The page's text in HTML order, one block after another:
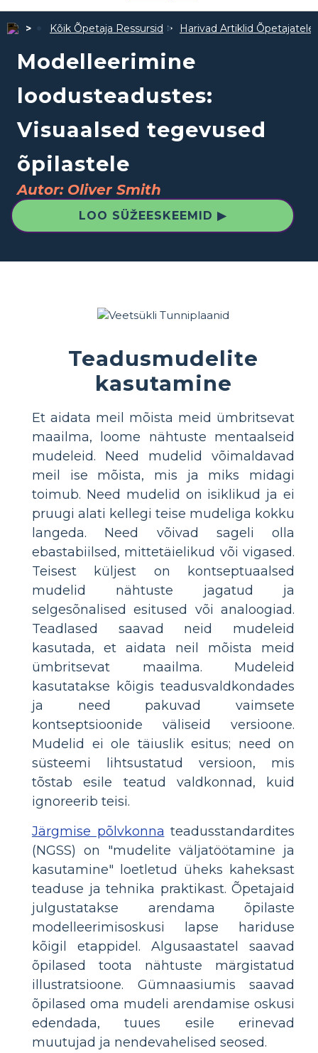
Kõik Õpetaja Ressursid Harivad Artiklid Õpetajatele
Modelleerimine
loodusteadustes:
Visuaalsed tegevused
õpilastele
Autor: Oliver Smith
LOO SÜŽEESKEEMID ▶
Teadusmudelite
kasutamine
Et aidata meil mõista meid ümbritsevat
maailma, loome nähtuste mentaalseid
mudeleid. Need mudelid võimaldavad
meil ise mõista, mis ja miks midagi
toimub. Need mudelid on isiklikud ja ei
pruugi alati kellegi teise mudeliga kokku
langeda. Need võivad sageli olla
ebastabiilsed, mittetäielikud või vigased.
Teisest küljest on kontseptuaalsed
mudelid nähtuste jagatud ja
selgesõnalised esitused või analoogiad.
Teadlased saavad neid mudeleid
kasutada, et aidata neil mõista meid
ümbritsevat maailma. Mudeleid
kasutatakse kõigis teadusvaldkondades
ja need pakuvad vaimsete
kontseptsioonide väliseid versioone.
Mudelid ei ole täiuslik esitus; need on
süsteemi lihtsustatud versioon, mis
tõstab esile teatud valdkonnad, kuid
ignoreerib teisi.
Järgmise põlvkonna teadusstandardites
(NGSS) on "mudelite väljatöötamine ja
kasutamine" loetletud üheks kaheksast
teaduse ja tehnika praktikast. Õpetajaid
julgustatakse arendama õpilaste
modelleerimisoskusi lapse hariduse
kõigil etappidel. Algusaastatel saavad
õpilased toota nähtuste märgistatud
illustratsioone. Gümnaasiumis saavad
õpilased oma mudeli arendamise oskusi
edendada, tuues esile erinevad
muutujad ja nendevahelised seosed.